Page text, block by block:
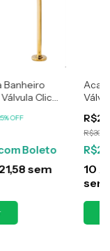
Banheiro
Click
%OFF
Boleto
sem
10